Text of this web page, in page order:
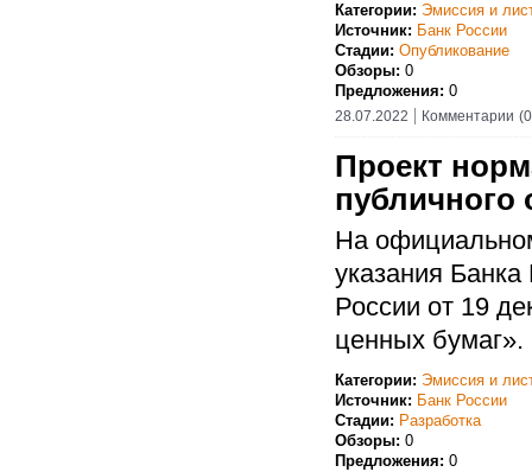
Категории: Эмиссия и
Источник: Банк России
Стадии: Опубликование
Обзоры: 0
Предложения: 0
28.07.2022 Комментарии
Проект
публичного
На
указания
России от 19
ценных бумаг».
Категории: Эмиссия и
Источник: Банк России
Стадии: Разработка
Обзоры: 0
Предложения: 0